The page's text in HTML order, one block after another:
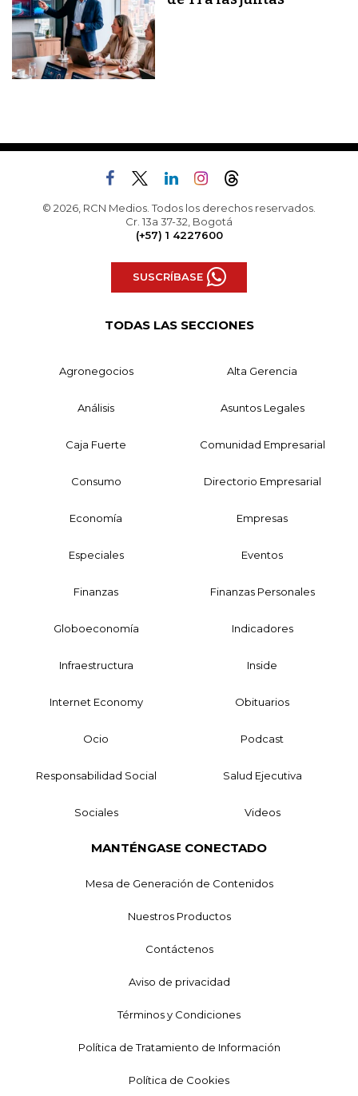
© 2026, RCN Medios. Todos los derechos reservados.
Cr. 13a 37-32, Bogotá
(+57) 1 4227600
SUSCRÍBASE
TODAS LAS SECCIONES
Agronegocios Alta Gerencia
Análisis Asuntos Legales
Caja Fuerte Comunidad Empresarial
Consumo Directorio Empresarial
Economía Empresas
Especiales Eventos
Finanzas Finanzas Personales
Globoeconomía Indicadores
Infraestructura Inside
Internet Economy Obituarios
Ocio Podcast
Responsabilidad Social Salud Ejecutiva
Sociales Videos
MANTÉNGASE CONECTADO
Mesa de Generación de Contenidos
Nuestros Productos
Contáctenos
Aviso de privacidad
Términos y Condiciones
Política de Tratamiento de Información
Política de Cookies